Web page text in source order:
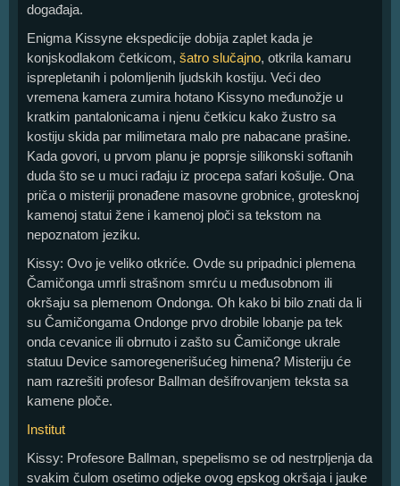
događaja.
Enigma Kissyne ekspedicije dobija zaplet kada je
konjskodlakom četkicom, šatro slučajno, otkrila kamaru
isprepletanih i polomljenih ljudskih kostiju. Veći deo
vremena kamera zumira hotano Kissyno međunožje u
kratkim pantalonicama i njenu četkicu kako žustro sa
kostiju skida par milimetara malo pre nabacane prašine.
Kada govori, u prvom planu je poprsje silikonski softanih
duda što se u muci rađaju iz procepa safari košulje. Ona
priča o misteriji pronađene masovne grobnice, grotesknoj
kamenoj statui žene i kamenoj ploči sa tekstom na
nepoznatom jeziku.
Kissy: Ovo je veliko otkriće. Ovde su pripadnici plemena
Čamičonga umrli strašnom smrću u međusobnom ili
okršaju sa plemenom Ondonga. Oh kako bi bilo znati da li
su Čamičongama Ondonge prvo drobile lobanje pa tek
onda cevanice ili obrnuto i zašto su Čamičonge ukrale
statuu Device samoregenerišućeg himena? Misteriju će
nam razrešiti profesor Ballman dešifrovanjem teksta sa
kamene ploče.
Institut
Kissy: Profesore Ballman, spepelismo se od nestrpljenja da
svakim čulom osetimo odjeke ovog epskog okršaja i jauke